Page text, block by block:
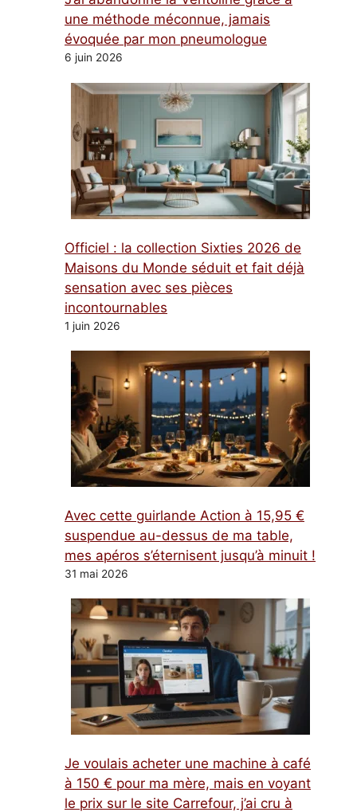
une méthode méconnue, jamais
évoquée par mon pneumologue
6 juin 2026
Officiel : la collection Sixties 2026 de
Maisons du Monde séduit et fait déjà
sensation avec ses pièces
incontournables
1 juin 2026
Avec cette guirlande Action à 15,95 €
suspendue au-dessus de ma table,
mes apéros s’éternisent jusqu’à minuit !
31 mai 2026
Je voulais acheter une machine à café
à 150 € pour ma mère, mais en voyant
le prix sur le site Carrefour, j’ai cru à